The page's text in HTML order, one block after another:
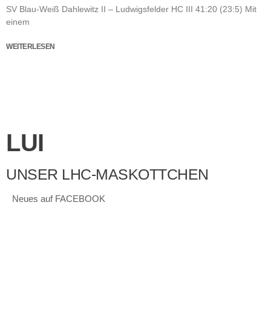
SV Blau-Weiß Dahlewitz II – Ludwigsfelder HC III 41:20 (23:5) Mit
einem
WEITERLESEN
LUI
UNSER LHC-MASKOTTCHEN
Neues auf FACEBOOK